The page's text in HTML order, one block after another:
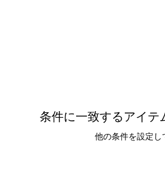
条件に一致するアイテ
他の条件を設定し